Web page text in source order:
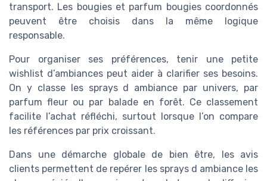
transport. Les bougies et parfum bougies coordonnés
peuvent être choisis dans la même logique
responsable.
Pour organiser ses préférences, tenir une petite
wishlist d’ambiances peut aider à clarifier ses besoins.
On y classe les sprays d ambiance par univers, par
parfum fleur ou par balade en forêt. Ce classement
facilite l’achat réfléchi, surtout lorsque l’on compare
les références par prix croissant.
Dans une démarche globale de bien être, les avis
clients permettent de repérer les sprays d ambiance les